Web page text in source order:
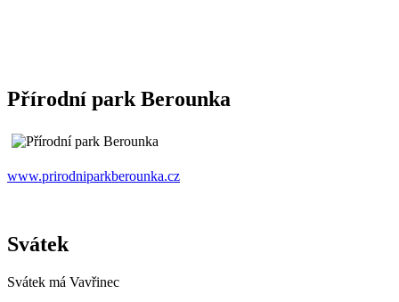
Přírodní park Berounka
www.prirodniparkberounka.cz
Svátek
Svátek má Vavřinec